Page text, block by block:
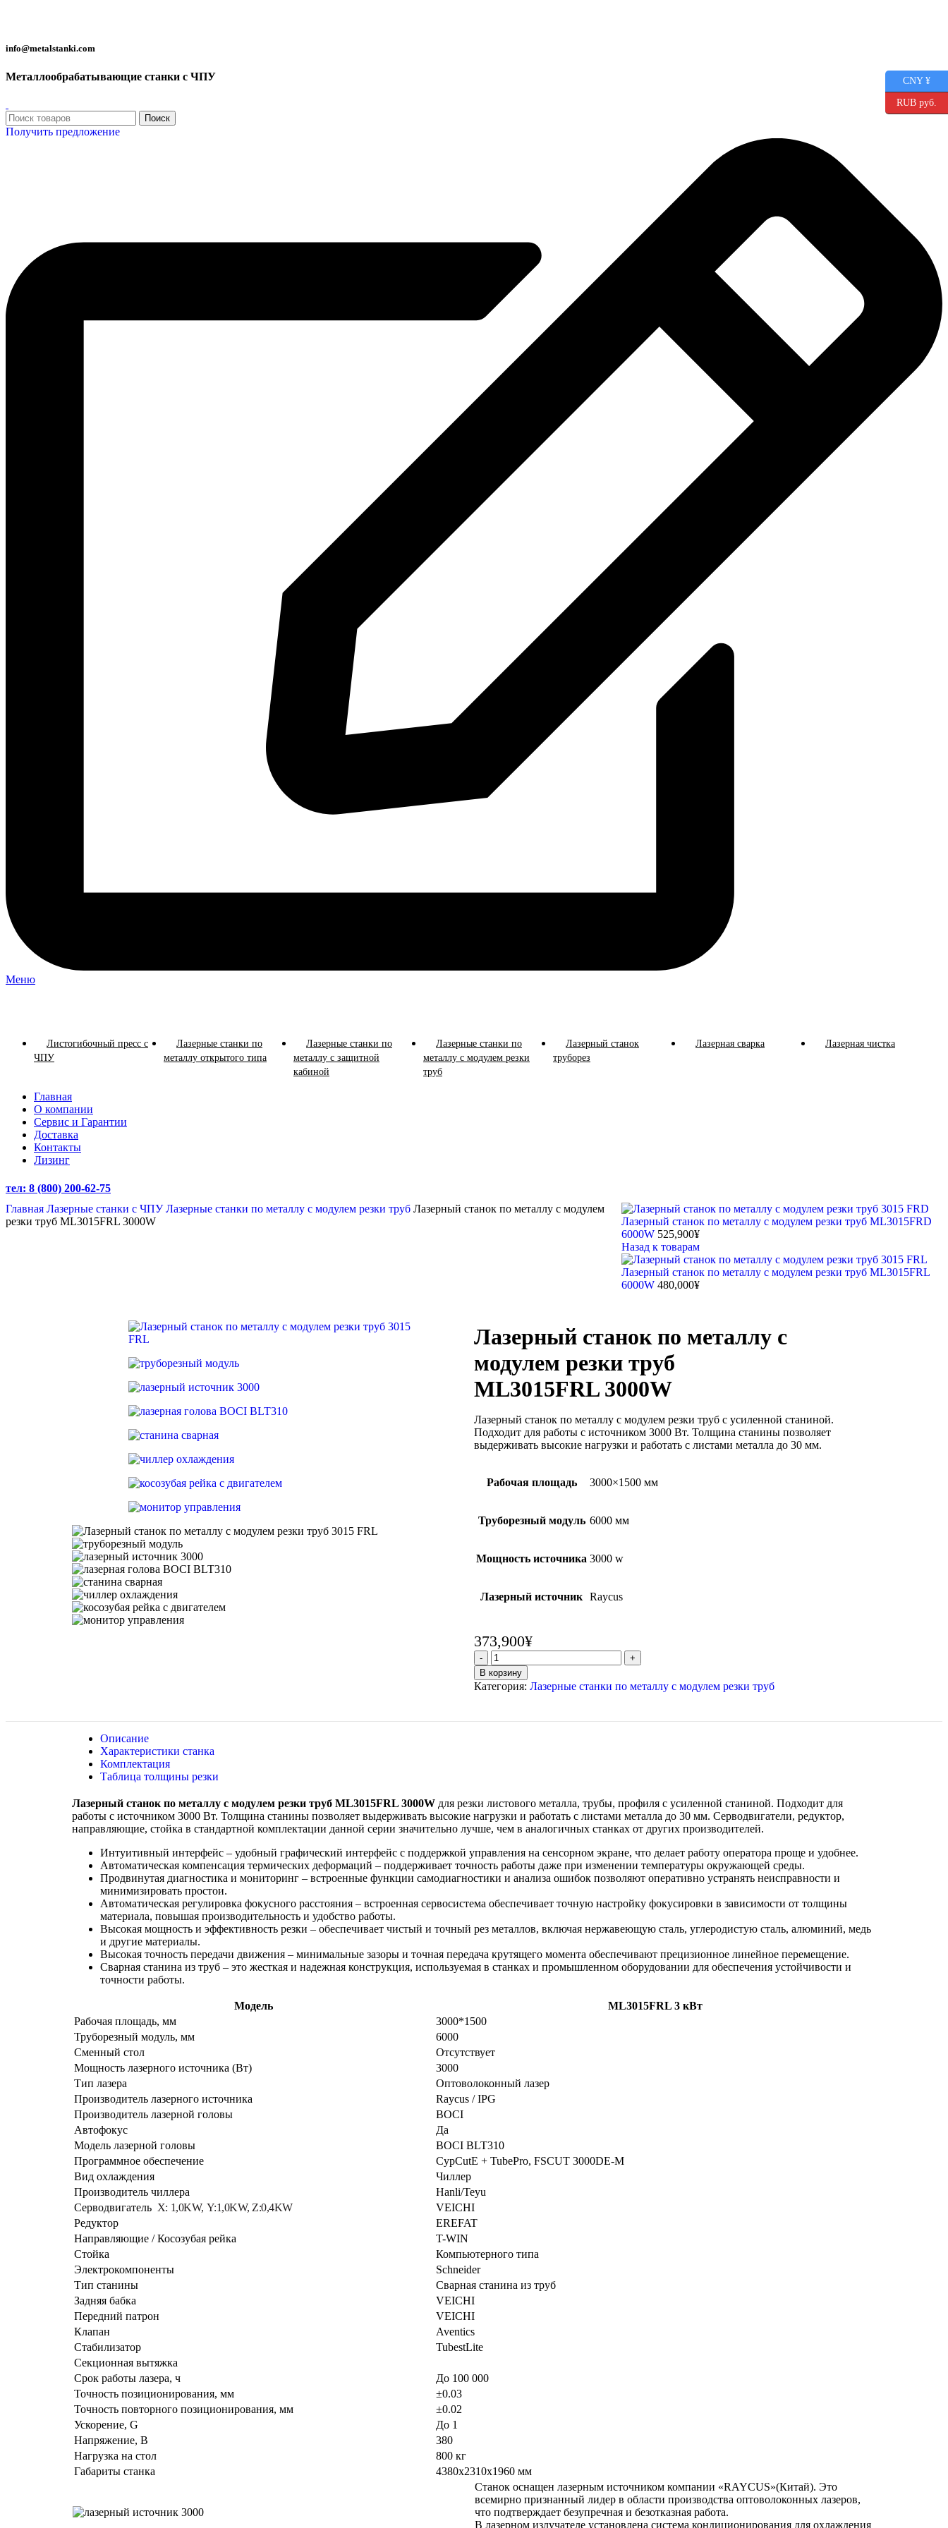
info@metalstanki.com
Металлообрабатывающие станки с ЧПУ
Поиск
Получить предложение
Меню
Листогибочный пресс с
ЧПУ
Лазерные станки по
металлу открытого типа
Лазерные станки по
металлу с защитной
кабиной
Лазерные станки по
металлу с модулем резки
труб
Лазерный станок
труборез
Лазерная сварка Лазерная чистка
Главная
О компании
Сервис и Гарантии
Доставка
Контакты
Лизинг
тел: 8 (800) 200-62-75
Главная Лазерные станки с ЧПУЛазерные станки по металлу с модулем резки труб Лазерный станок по металлу с модулем
резки труб ML3015FRL 3000W
Лазерный станок по металлу с модулем резки труб ML3015FRD
6000W 525,900¥
Назад к товарам
Лазерный станок по металлу с модулем резки труб ML3015FRL
6000W480,000¥
Лазерный станок по металлу с
модулем резки труб
ML3015FRL 3000W
Лазерный станок по металлу с модулем резки труб с усиленной станиной.
Подходит для работы с источником 3000 Вт. Толщина станины позволяет
выдерживать высокие нагрузки и работать с листами металла до 30 мм.
Рабочая площадь 3000×1500 мм
Труборезный модуль 6000 мм
Мощность источника 3000 w
Лазерный источник Raycus
373,900¥
В корзину
Категория: Лазерные станки по металлу с модулем резки труб
Описание
Характеристики станка
Комплектация
Таблица толщины резки
Лазерный станок по металлу с модулем резки труб ML3015FRL 3000W для резки листового металла, трубы, профиля с усиленной станиной. Подходит для
работы с источником 3000 Вт. Толщина станины позволяет выдерживать высокие нагрузки и работать с листами металла до 30 мм. Серводвигатели, редуктор,
направляющие, стойка в стандартной комплектации данной серии значительно лучше, чем в аналогичных станках от других производителей.
Интуитивный интерфейс – удобный графический интерфейс с поддержкой управления на сенсорном экране, что делает работу оператора проще и удобнее.
Автоматическая компенсация термических деформаций – поддерживает точность работы даже при изменении температуры окружающей среды.
Продвинутая диагностика и мониторинг – встроенные функции самодиагностики и анализа ошибок позволяют оперативно устранять неисправности и
минимизировать простои.
Автоматическая регулировка фокусного расстояния – встроенная сервосистема обеспечивает точную настройку фокусировки в зависимости от толщины
материала, повышая производительность и удобство работы.
Высокая мощность и эффективность резки – обеспечивает чистый и точный рез металлов, включая нержавеющую сталь, углеродистую сталь, алюминий, медь
и другие материалы.
Высокая точность передачи движения – минимальные зазоры и точная передача крутящего момента обеспечивают прецизионное линейное перемещение.
Сварная станина из труб – это жесткая и надежная конструкция, используемая в станках и промышленном оборудовании для обеспечения устойчивости и
точности работы.
Модель
ML3015FRL 3 кВт
Рабочая площадь, мм
3000*1500
Труборезный модуль, мм
6000
Сменный стол
Отсутствует
Мощность лазерного источника (Вт)
3000
Тип лазера
Оптоволоконный лазер
Производитель лазерного источника
Raycus / IPG
Производитель лазерной головы
BOCI
Автофокус
Да
Модель лазерной головы
BOCI BLT310
Программное обеспечение
CypCutE + TubePro, FSCUT 3000DE-M
Вид охлаждения
Чиллер
Производитель чиллера
Hanli/Teyu
Серводвигатель X: 1,0KW, Y:1,0KW, Z:0,4KW
VEICHI
Редуктор
EREFAT
Направляющие / Косозубая рейка
T-WIN
Стойка
Компьютерного типа
Электрокомпоненты
Schneider
Тип станины
Сварная станина из труб
Задняя бабка
VEICHI
Передний патрон
VEICHI
Клапан
Aventics
Стабилизатор
TubestLite
Секционная вытяжка
Срок работы лазера, ч
До 100 000
Точность позиционирования, мм
±0.03
Точность повторного позиционирования, мм
±0.02
Ускорение, G
До 1
Напряжение, В
380
Нагрузка на стол
800 кг
Габариты станка
4380x2310x1960 мм
Станок оснащен лазерным источником компании «RAYCUS»(Китай). Это
всемирно признанный лидер в области производства оптоволоконных лазеров,
что подтверждает безупречная и безотказная работа.
В лазерном излучателе установлена система кондиционирования для охлаждения
CNY ¥
RUB руб.